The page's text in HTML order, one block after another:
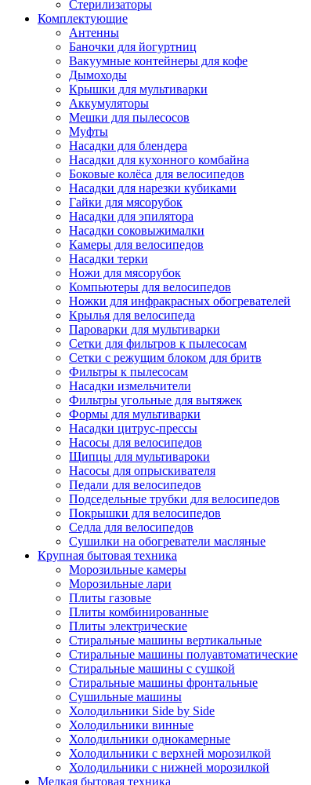
Стерилизаторы
Комплектующие
Антенны
Баночки для йогуртниц
Вакуумные контейнеры для кофе
Дымоходы
Крышки для мультиварки
Аккумуляторы
Мешки для пылесосов
Муфты
Насадки для блендера
Насадки для кухонного комбайна
Боковые колёса для велосипедов
Насадки для нарезки кубиками
Гайки для мясорубок
Насадки для эпилятора
Насадки соковыжималки
Камеры для велосипедов
Насадки терки
Ножи для мясорубок
Компьютеры для велосипедов
Ножки для инфракрасных обогревателей
Крылья для велосипеда
Пароварки для мультиварки
Сетки для фильтров к пылесосам
Сетки с режущим блоком для бритв
Фильтры к пылесосам
Насадки измельчители
Фильтры угольные для вытяжек
Формы для мультиварки
Насадки цитрус-прессы
Насосы для велосипедов
Щипцы для мультивароки
Насосы для опрыскивателя
Педали для велосипедов
Подседельные трубки для велосипедов
Покрышки для велосипедов
Седла для велосипедов
Сушилки на обогреватели масляные
Крупная бытовая техника
Морозильные камеры
Морозильные лари
Плиты газовые
Плиты комбинированные
Плиты электрические
Стиральные машины вертикальные
Стиральные машины полуавтоматические
Стиральные машины с сушкой
Стиральные машины фронтальные
Сушильные машины
Холодильники Side by Side
Холодильники винные
Холодильники однокамерные
Холодильники с верхней морозилкой
Холодильники с нижней морозилкой
Мелкая бытовая техника